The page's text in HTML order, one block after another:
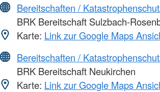
Bereitschaften /
BRK Bereitschaft Sulzbach-
Karte: Link zur Google Maps
Bereitschaften /
BRK Bereitschaft Neukirchen
Karte: Link zur Google Maps